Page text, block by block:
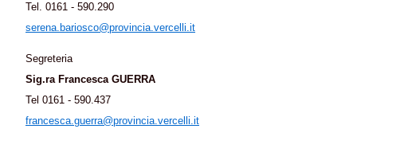
Tel. 0161 - 590.290
serena.bariosco@provincia.vercelli.it
Segreteria
Sig.ra Francesca GUERRA
Tel 0161 - 590.437
francesca.guerra@provincia.vercelli.it